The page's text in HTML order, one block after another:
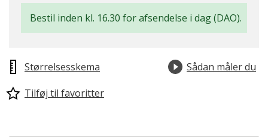
Bestil inden kl. 16.30 for afsendelse i dag (DAO).
Størrelsesskema
Sådan måler du
Tilføj til favoritter